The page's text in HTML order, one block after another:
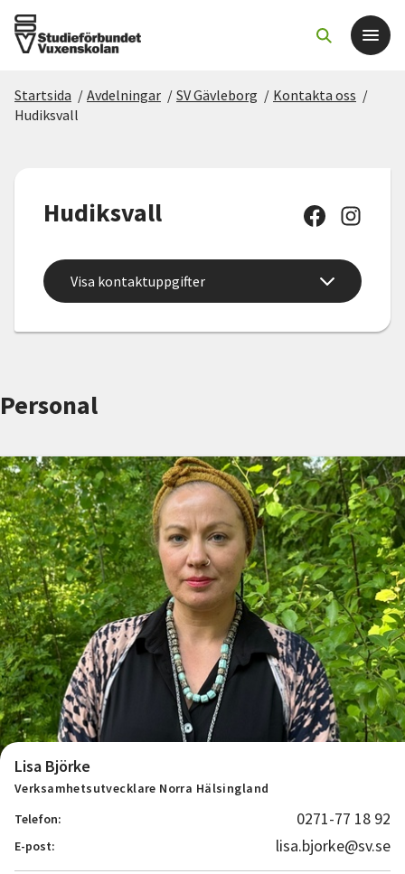
Det här gör vi
Sök kurser och evenemang
Om SV
Nyheter
Avdelningar
Lyssna
Startsida / Avdelningar / SV Gävleborg / Kontakta oss /
Hudiksvall
Hudiksvall
Visa kontaktuppgifter
Personal
Lisa Björke
Verksamhetsutvecklare Norra Hälsingland
Telefon:
0271-77 18 92
E-post: lisa.bjorke@sv.se